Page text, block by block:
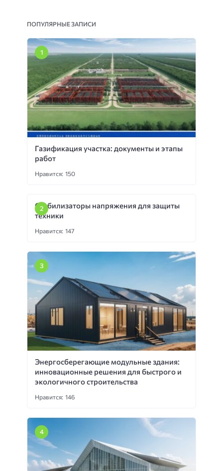
ПОПУЛЯРНЫЕ ЗАПИСИ
Газификация участка: документы и этапы
работ
Нравится: 150
Стабилизаторы напряжения для защиты
техники
Нравится: 147
Энергосберегающие модульные здания:
инновационные решения для быстрого и
экологичного строительства
Нравится: 146